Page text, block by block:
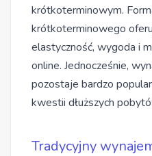
krótkoterminowym.
krótkoterminowego
elastyczność, wygoda i
online. Jednocześnie,
pozostaje bardzo
kwestii dłuższych
Tradycyjny